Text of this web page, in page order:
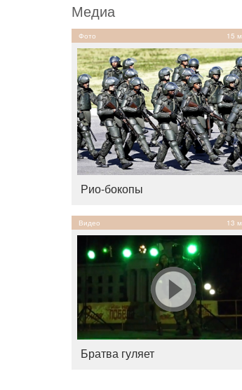
Медиа
Фото 15
Рио-бокопы
Видео 13
Братва гуляет